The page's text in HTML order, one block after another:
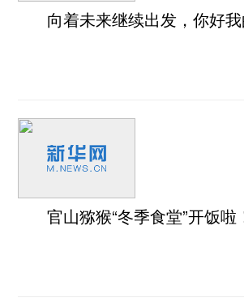
向着未来继续出发，你好我
官山猕猴“冬季食堂”开饭啦